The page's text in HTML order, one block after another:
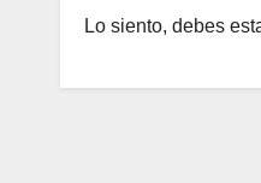
Lo siento, debes